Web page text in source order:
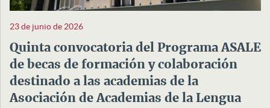
23 de junio de 2026
Quinta convocatoria del Programa ASALE
de becas de formación y colaboración
destinado a las academias de la
Asociación de Academias de la Lengua